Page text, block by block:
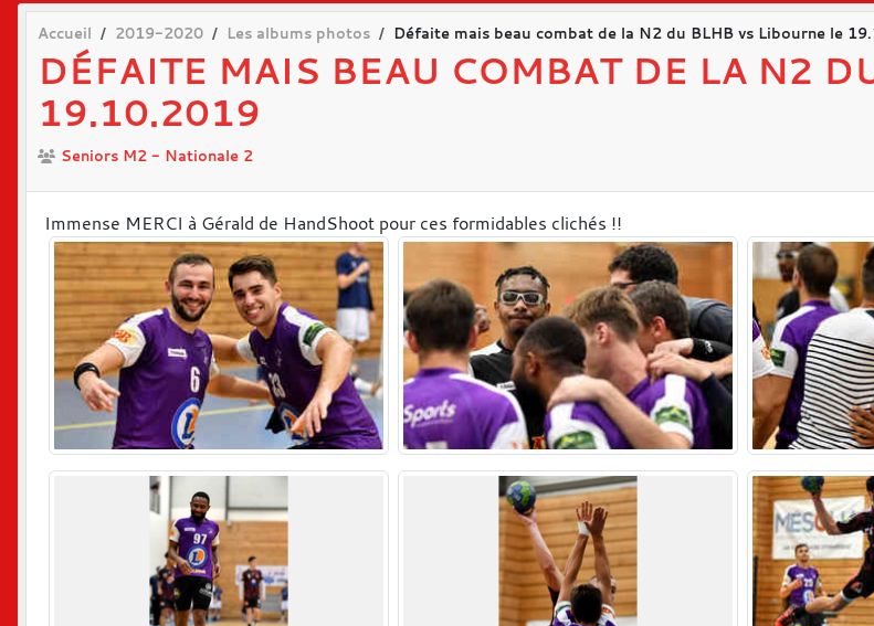
Accueil 2019-2020 Les albums photos Défaite mais beau combat de la N2 du BLHB vs Libourne le
DÉFAITE MAIS BEAU COMBAT DE LA N2
19.10.2019
Seniors M2 - Nationale 2
Immense MERCI à Gérald de HandShoot pour ces formidables clichés !!